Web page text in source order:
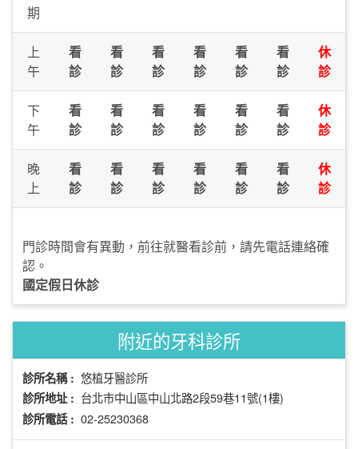
期
上
午
看
診
看
診
看
診
看
診
看
診
看
診
休
診
下
午
看
診
看
診
看
診
看
診
看
診
看
診
休
診
晚
上
看
診
看
診
看
診
看
診
看
診
看
診
休
診
門診時間會有異動，前往就醫看診前，請先電話連絡確
認。
國定假日休診
附近的牙科診所
診所名稱 : 悠植牙醫診所
診所地址 : 台北市中山區中山北路2段59巷11號(1樓)
診所電話 : 02-25230368